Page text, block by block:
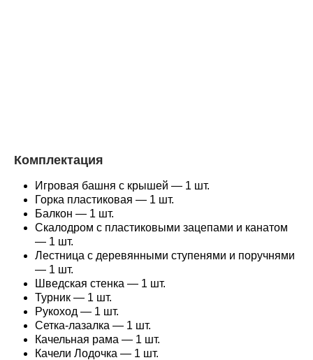
Комплектация
Игровая башня с крышей — 1 шт.
Горка пластиковая — 1 шт.
Балкон — 1 шт.
Скалодром с пластиковыми зацепами и канатом
— 1 шт.
Лестница с деревянными ступенями и поручнями
— 1 шт.
Шведская стенка — 1 шт.
Турник — 1 шт.
Рукоход — 1 шт.
Сетка-лазалка — 1 шт.
Качельная рама — 1 шт.
Качели Лодочка — 1 шт.